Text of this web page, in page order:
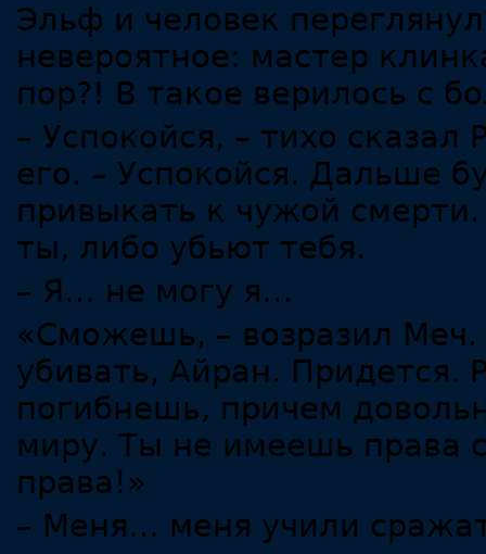
Эльф и человек
невероятное: мастер
пор?! В такое верилось с
– Успокойся, – тихо
его. – Успокойся. Дальше
привыкать к чужой
ты, либо убьют тебя.
– Я… не могу я…
«Сможешь, – возразил Меч.
убивать, Айран. Придется.
погибнешь, причем
миру. Ты не имеешь права
права!»
– Меня… меня учили